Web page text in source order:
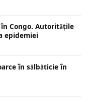
în Congo. Autoritățile
epidemiei
în sălbăticie în